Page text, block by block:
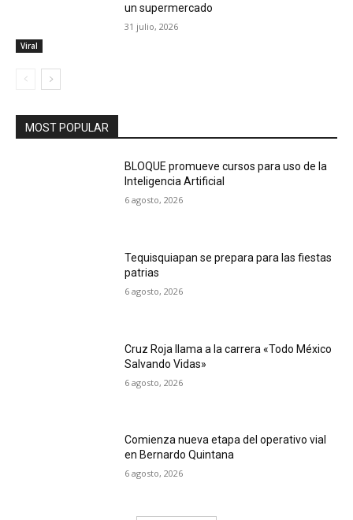
Viral
un supermercado
31 julio, 2026
MOST POPULAR
BLOQUE promueve cursos para uso de la
Inteligencia Artificial
6 agosto, 2026
Tequisquiapan se prepara para las fiestas
patrias
6 agosto, 2026
Cruz Roja llama a la carrera «Todo México
Salvando Vidas»
6 agosto, 2026
Comienza nueva etapa del operativo vial
en Bernardo Quintana
6 agosto, 2026